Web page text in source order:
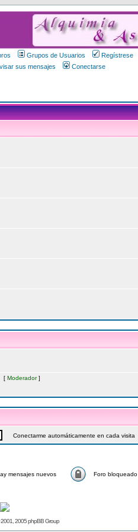
Grupos de Usuarios
Regístrese
sus mensajes Conectarse
[ Moderador]
Conectarme automáticamente en cada visita
mensajes nuevos Foro bloqueado
2005 phpBB Group